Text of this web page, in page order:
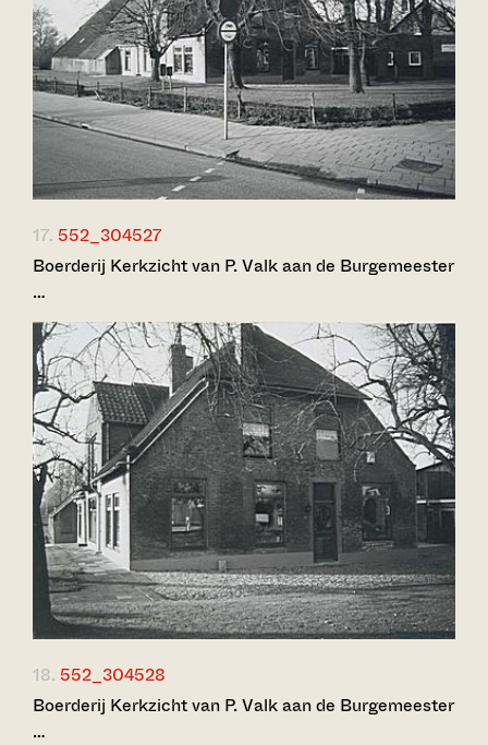
17. 552_304527
Boerderij Kerkzicht van P. Valk aan de Burgemeester
…
18. 552_304528
Boerderij Kerkzicht van P. Valk aan de Burgemeester
…